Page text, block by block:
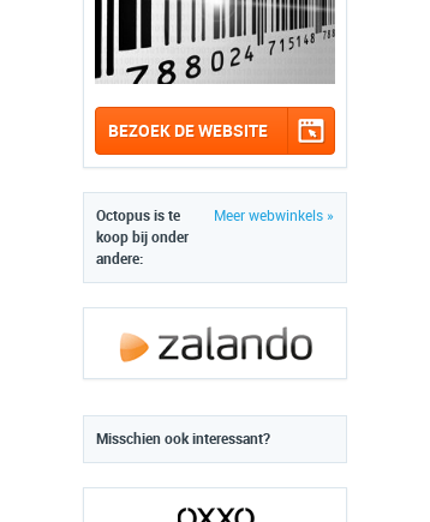
BEZOEK DE WEBSITE
Meer webwinkels »
Octopus is te
koop bij onder
andere:
Misschien ook interessant?